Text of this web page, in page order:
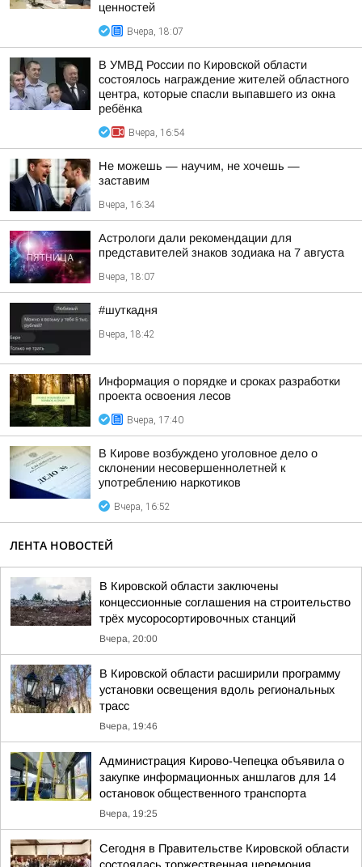
ценностей
Вчера, 18:07
В УМВД России по Кировской области
состоялось награждение жителей областного
центра, которые спасли выпавшего из окна
ребёнка
Вчера, 16:54
Не можешь — научим, не хочешь —
заставим
Вчера, 16:34
Астрологи дали рекомендации для
представителей знаков зодиака на 7 августа
Вчера, 18:07
#шуткадня
Вчера, 18:42
Информация о порядке и сроках разработки
проекта освоения лесов
Вчера, 17:40
В Кирове возбуждено уголовное дело о
склонении несовершеннолетней к
употреблению наркотиков
Вчера, 16:52
ЛЕНТА НОВОСТЕЙ
В Кировской области заключены
концессионные соглашения на строительство
трёх мусоросортировочных станций
Вчера, 20:00
В Кировской области расширили программу
установки освещения вдоль региональных
трасс
Вчера, 19:46
Администрация Кирово-Чепецка объявила о
закупке информационных аншлагов для 14
остановок общественного транспорта
Вчера, 19:25
Сегодня в Правительстве Кировской области